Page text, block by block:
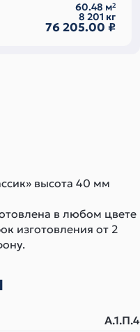
60.48 м2
8 201 кг
76 205.00 ₽
высота 40 мм
в любом цвете
изготовления от 2
A.1.П.4